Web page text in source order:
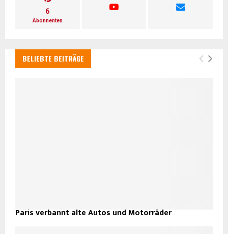
6
Abonnenten
BELIEBTE BEITRÄGE
Paris verbannt alte Autos und Motorräder